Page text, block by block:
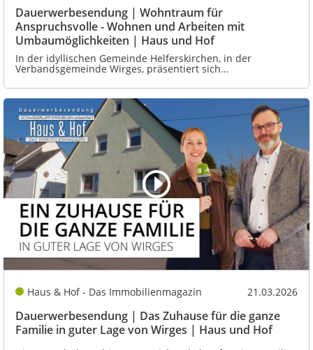
Dauerwerbesendung | Wohntraum für
Anspruchsvolle - Wohnen und Arbeiten mit
Umbaumöglichkeiten | Haus und Hof
In der idyllischen Gemeinde Helferskirchen, in der
Verbandsgemeinde Wirges, präsentiert sich...
Haus & Hof - Das Immobilienmagazin 21.03.2026
Dauerwerbesendung | Das Zuhause für die ganze
Familie in guter Lage von Wirges | Haus und Hof